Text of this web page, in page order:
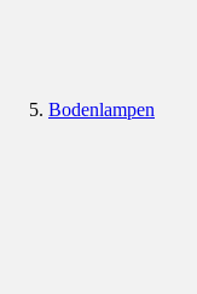
Bodenlampen